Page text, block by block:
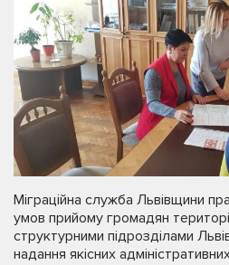
Міграційна служба Львівщини
умов прийому громадян
структурними підрозділами
надання якісних